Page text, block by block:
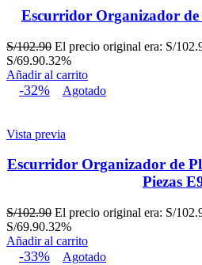
Escurridor Organizador de
S/102.90 El precio original era: S/
S/69.90.32%
Añadir al carrito
-32% Agotado
Vista previa
Escurridor Organizador de
Piezas
S/102.90 El precio original era: S/
S/69.90.32%
Añadir al carrito
-33% Agotado